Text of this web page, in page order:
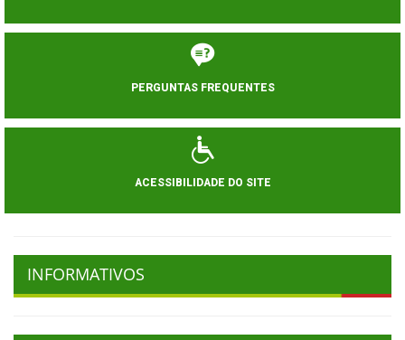
PERGUNTAS FREQUENTES
ACESSIBILIDADE DO SITE
INFORMATIVOS